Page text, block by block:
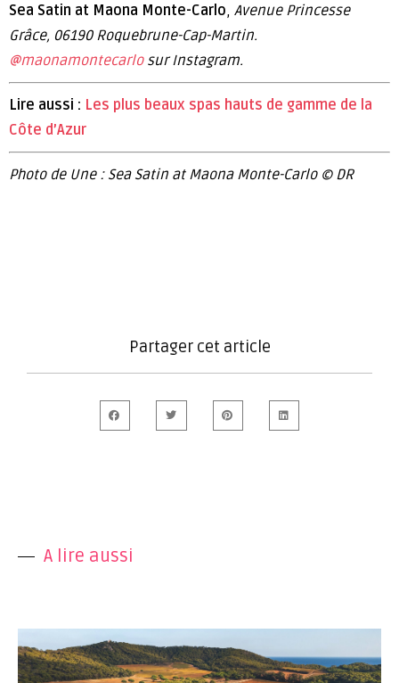
Sea Satin at Maona Monte-Carlo, Avenue Princesse
Grâce, 06190 Roquebrune-Cap-Martin.
@maonamontecarlosur Instagram.
Lire aussi : Les plus beaux spas hauts de gamme de la
Côte d’Azur
Photo de Une : Sea Satin at Maona Monte-Carlo © DR
Partager cet article
A lire aussi